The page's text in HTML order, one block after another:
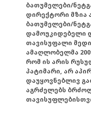
ბათუმელები/
დირექტორი მზია
ბათუმელები/
დამოუკიდებელი
თავისუფალი
ამაღლობელმა
რომ ის არის
პატიმარი, არ
დაუყოვნებლივ
აგრძელებს